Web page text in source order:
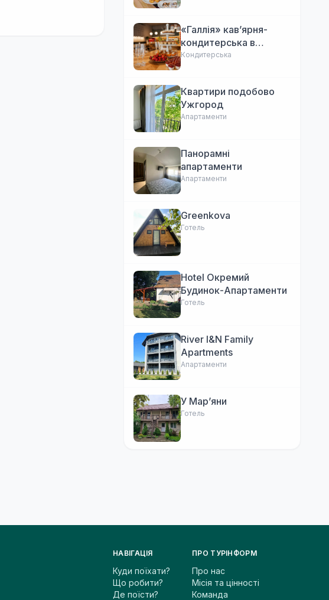
«Галлія» кав’ярня-
кондитерська в
Ужгороді
Кондитерська
Квартири подобово
Ужгород
Апартаменти
Панорамні
апартаменти
Апартаменти
Greenkova
Готель
Hotel Окремий
Будинок-Апартаменти
Готель
River I&N Family
Apartments
Апартаменти
У Марʼяни
Готель
НАВІГАЦІЯ
Куди поїхати?
Що робити?
Де поїсти?
ПРО ТУРІНФОРМ
Про нас
Місія та цінності
Команда